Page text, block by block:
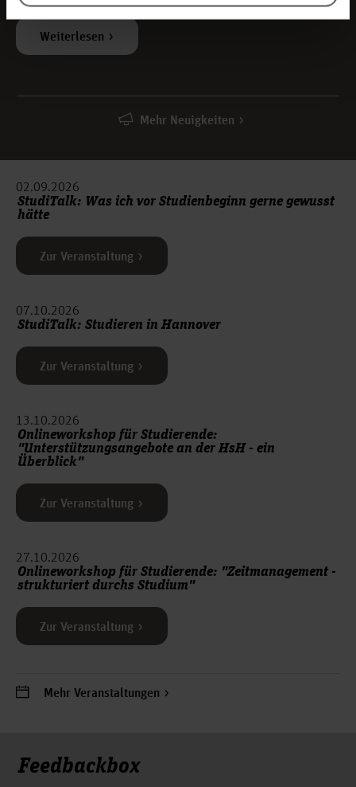
Weiterlesen
Mehr Neuigkeiten
02.09.2026
StudiTalk: Was ich vor Studienbeginn gerne gewusst
hätte
Zur Veranstaltung
07.10.2026
StudiTalk: Studieren in Hannover
Zur Veranstaltung
13.10.2026
Onlineworkshop für Studierende:
"Unterstützungsangebote an der HsH - ein
Überblick"
Zur Veranstaltung
27.10.2026
Onlineworkshop für Studierende: "Zeitmanagement -
strukturiert durchs Studium"
Zur Veranstaltung
Mehr Veranstaltungen
Feedbackbox